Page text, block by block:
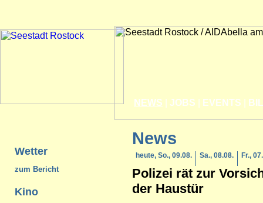
NEWS JOBS EVENTS
Wetter
zum Bericht
Kino
News
heute, So., 09.08. Sa., 08.08. Fr.,
Polizei rät zur
der Haustür